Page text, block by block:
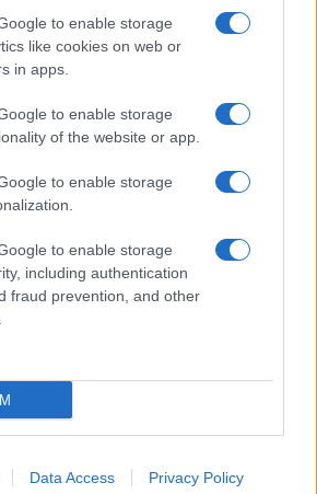
to enable storage
like cookies on web or
in apps.
to enable storage
of the website or app.
to enable storage
to enable storage
including authentication
fraud prevention, and other
Data Access Privacy Policy
ΤΟΝ ΔΗΜΙΟΥΡΓΟ
πολιορκία η ευρωπαϊκή
επενδύει 75 εκατ. δολάρια
KG Mobility
Η δύσκολη εξίσωση της
Θέμα χρόνου η είσοδος των